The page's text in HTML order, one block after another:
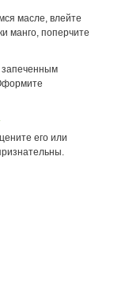
масле, влейте
манго, поперчите
запеченным
его или